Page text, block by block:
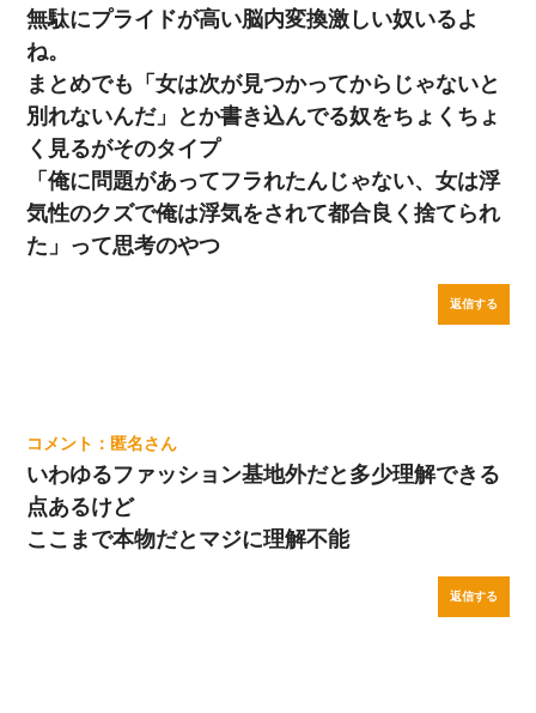
無駄にプライドが高い脳内変換激しい奴いるよ
ね。
まとめでも「女は次が見つかってからじゃないと
別れないんだ」とか書き込んでる奴をちょくちょ
く見るがそのタイプ
「俺に問題があってフラれたんじゃない、女は浮
気性のクズで俺は浮気をされて都合良く捨てられ
た」って思考のやつ
返信する
匿名
いわゆるファッション基地外だと多少理解できる
点あるけど
ここまで本物だとマジに理解不能
返信する